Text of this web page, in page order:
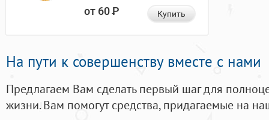
от 60Р Купить
На пути к совершенству вместе с нами
Предлагаем Вам сделать первый шаг для
жизни. Вам помогут средства, придагаемые на